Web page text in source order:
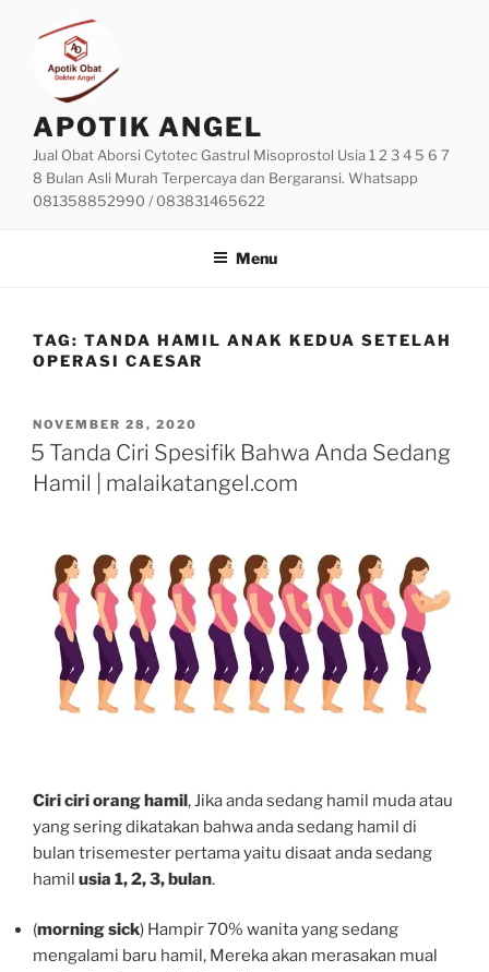
content
APOTIK ANGEL
Jual Obat Aborsi Cytotec Gastrul Misoprostol Usia 1 2 3 4 5 6 7
8 Bulan Asli Murah Terpercaya dan Bergaransi. Whatsapp
081358852990 / 083831465622
Menu
TAG: TANDA HAMIL ANAK KEDUA SETELAH
OPERASI CAESAR
POSTED
ON
NOVEMBER 28, 2020
5 Tanda Ciri Spesifik Bahwa Anda Sedang
Hamil | malaikatangel.com
Ciri ciri orang hamil, Jika anda sedang hamil muda atau
yang sering dikatakan bahwa anda sedang hamil di
bulan trisemester pertama yaitu disaat anda sedang
hamil usia 1, 2, 3, bulan.
(morning sick) Hampir 70% wanita yang sedang
mengalami baru hamil, Mereka akan merasakan mual